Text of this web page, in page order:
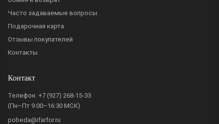
Часто задаваемые вопросы
Подарочная карта
Отзывы покупателей
Контакты
Контакт
Телефон: +7 (927) 268-15-33
(Пн–Пт 9:00–16:30 МСК)
pobeda@ifarfor.ru